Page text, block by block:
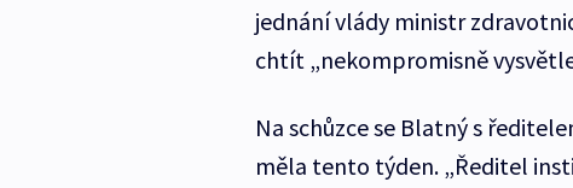
jednání vlády ministr
chtít „nekompromisně
Na schůzce se Blatný s
měla tento týden. „Ředitel